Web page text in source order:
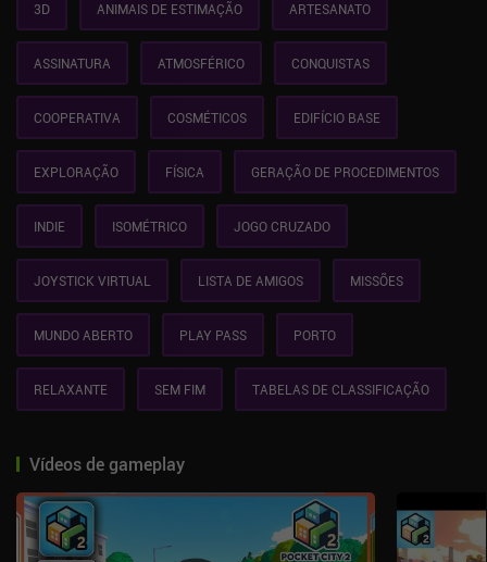
3D ANIMAIS DE ESTIMAÇÃO ARTESANATO
ASSINATURA ATMOSFÉRICO CONQUISTAS
COOPERATIVA COSMÉTICOS EDIFÍCIO BASE
EXPLORAÇÃO FÍSICA GERAÇÃO DE PROCEDIMENTOS
INDIE ISOMÉTRICO JOGO CRUZADO
JOYSTICK VIRTUAL LISTA DE AMIGOS MISSÕES
MUNDO ABERTO PLAY PASS PORTO
RELAXANTE SEM FIM TABELAS DE CLASSIFICAÇÃO
Vídeos de gameplay